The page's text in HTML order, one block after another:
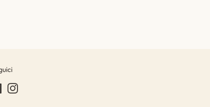
Facebook